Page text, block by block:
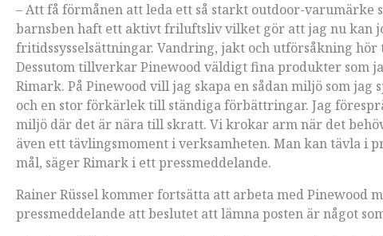
–Att få förmånen att leda ett så starkt outdoor-varumärke
barnsben haft ett aktivt friluftsliv vilket gör att jag nu kan
fritidssysselsättningar. Vandring, jakt och utförsåkning
Dessutom tillverkar Pinewood väldigt fina produkter som
Rimark. På Pinewood vill jag skapa en sådan miljö som
och en stor förkärlek till ständiga förbättringar. Jag
miljö där det är nära till skratt. Vi krokar arm när det
även ett tävlingsmoment i verksamheten. Man kan tävla i
mål, säger Rimark i ett pressmeddelande.
Rainer Rüssel kommer fortsätta att arbeta med Pinewood
pressmeddelande att beslutet att lämna posten är något